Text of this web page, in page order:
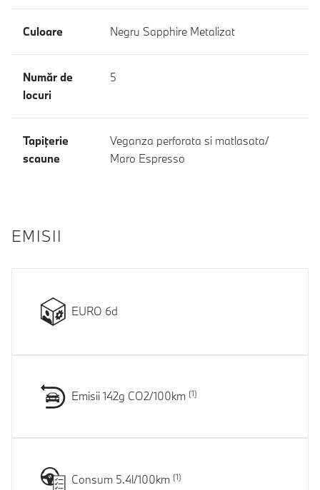
Culoare Negru Sapphire Metalizat
Număr de
locuri
5
Tapiţerie
scaune
Veganza perforata si matlasata/
Maro Espresso
EMISII
EURO 6d
Emisii 142g CO2/100km
Consum 5.4l/100km